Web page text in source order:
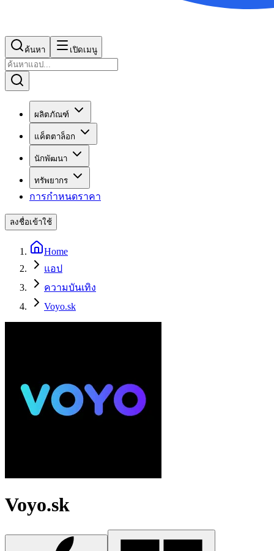
ค้นหา เปิดเมนู
ผลิตภัณฑ์
แค็ตตาล็อก
นักพัฒนา
ทรัพยากร
การกำหนดราคา
ลงชื่อเข้าใช้
Home
แอป
ความบันเทิง
Voyo.sk
Voyo.sk